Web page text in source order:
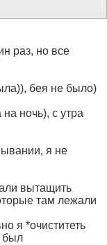
раз, но все
бея не было)
ночь), с утра
я не
вытащить
там лежали
я *очиститеть
был